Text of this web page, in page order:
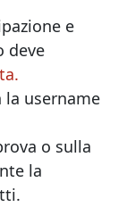
e
deve
la username
o sulla
la